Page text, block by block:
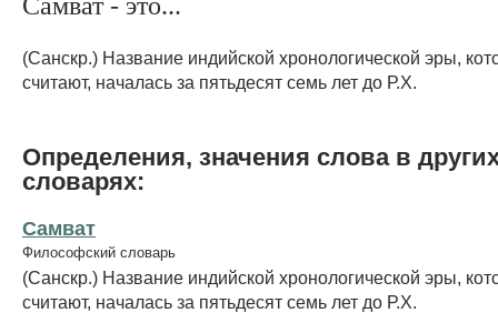
(Санскр.) Название индийской хронологической эры,
считают, началась за пятьдесят семь лет до Р.Х.
Определения, значения слова в
словарях:
Самват
Философский словарь
(Санскр.) Название индийской хронологической эры,
считают, началась за пятьдесят семь лет до Р.Х.